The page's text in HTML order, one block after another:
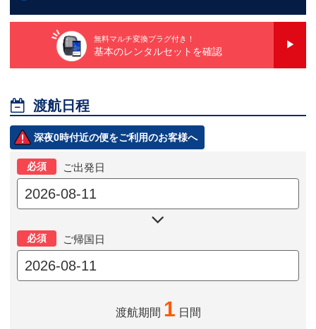
無料マルチ変換プラグ付き！
基本のレンタルセットを確認
 渡航日程
深夜0時付近の便をご利用のお客様へ
必須 ご出発日

必須 ご帰国日
渡航期間 1 日間